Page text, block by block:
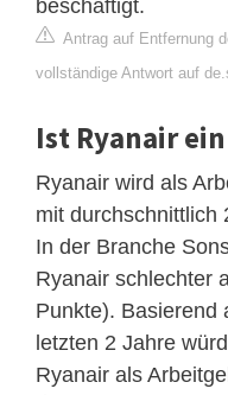
beschäftigt.
Antrag auf Entfernung
vollständige Antwort auf
Ist Ryanair
Ryanair wird als
mit durchschnittlich
In der Branche
Ryanair schlechter
Punkte). Basierend
letzten 2 Jahre
Ryanair als